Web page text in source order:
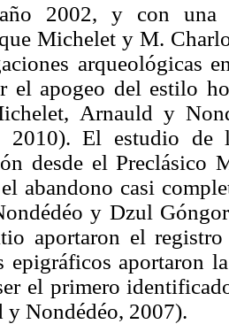
2002, y con una
Michelet y M.
arqueológicas
el apogeo del estilo
Arnauld y
2010). El estudio de
desde el Preclásico
abandono casi
y Dzul
aportaron el
epigráficos aportaron
el primero
y Nondédéo, 2007).